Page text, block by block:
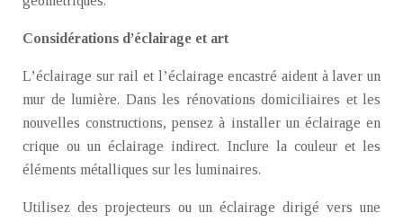
Considérations d’éclairage et art
L’éclairage sur rail et l’éclairage encastré aident à laver un
mur de lumière. Dans les rénovations domiciliaires et les
nouvelles constructions, pensez à installer un éclairage en
crique ou un éclairage indirect. Inclure la couleur et les
éléments métalliques sur les luminaires.
Utilisez des projecteurs ou un éclairage dirigé vers une